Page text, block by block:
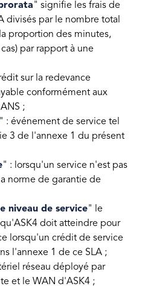
" signifie les frais de
divisés par le nombre total
proportion des minutes,
par rapport à une
sur la redevance
conformément aux
;
" : événement de service tel
3 de l'annexe 1 du présent
" : lorsqu'un service n'est pas
norme de garantie de
niveau de service" le
doit atteindre pour
lorsqu'un crédit de service
l'annexe 1 de ce SLA ;
réseau déployé par
et le WAN d'ASK4 ;